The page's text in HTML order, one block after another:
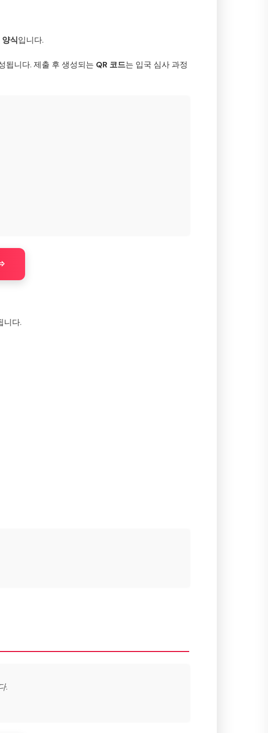
식입니다.
됩니다. 제출 후 생성되는 QR 코드는 입국 심사 과정
니다.
.